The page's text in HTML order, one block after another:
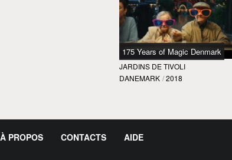
175 Years of Magic Denmark
JARDINS DE TIVOLI
DANEMARK / 2018
À PROPOS CONTACTS AIDE